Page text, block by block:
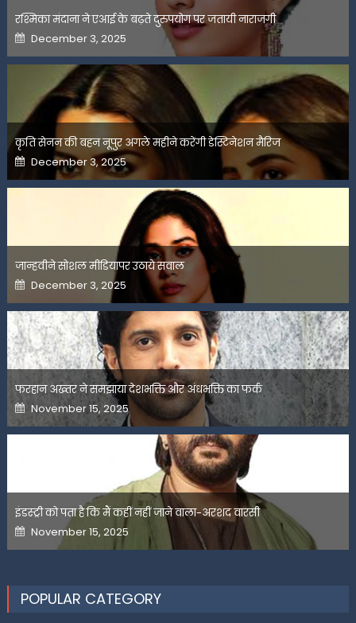
रश्मिका मंदाना ने एआई के बढ़ते दुरुपयोग पर जतायी नाराजगी
Posted
on
December 3, 2025
कृति सेनन की बहन नूपुर अगले महीने करेंगी डेस्टिनेशन मैरिज
Posted
on
December 3, 2025
जान्हवीने सोशल मीडियापर उठाये सवाल
Posted
on
December 3, 2025
फरहान अख्तर ने समझाया देशभक्ति और अंधभक्ति का फर्क
Posted
on
November 15, 2025
इंडस्ट्री को पता है कि मैं कहीं नहीं जाने वाला-अरशद वारसी
Posted
on
November 15, 2025
POPULAR CATEGORY